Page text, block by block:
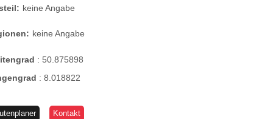
keine Angabe
keine Angabe
:50.875898
:8.018822
Kontakt